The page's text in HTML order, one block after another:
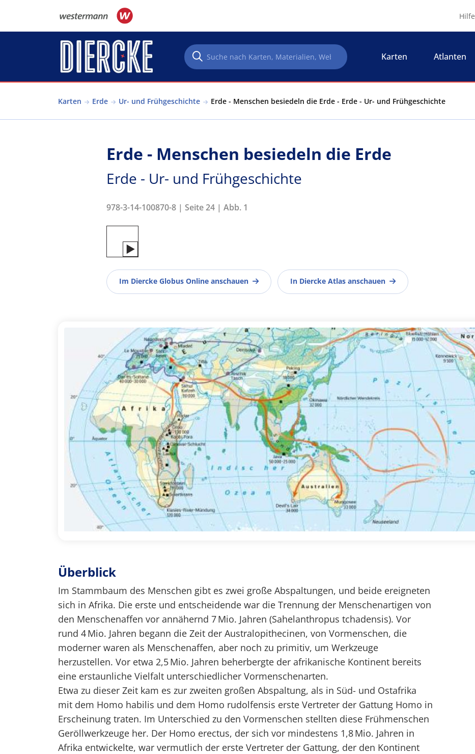
Hilfe
Karten Atlanten
Karten Erde Ur- und Frühgeschichte Erde - Menschen besiedeln die Erde - Erde - Ur- und Frühgeschichte
Erde - Menschen besiedeln die Erde
Erde - Ur- und Frühgeschichte
978-3-14-100870-8 | Seite 24 | Abb. 1
Im Diercke Globus Online anschauen In Diercke Atlas anschauen
Überblick
Im Stammbaum des Menschen gibt es zwei große Abspaltungen, und beide ereigneten
sich in Afrika. Die erste und entscheidende war die Trennung der Menschenartigen von
den Menschenaffen vor annähernd 7 Mio. Jahren (Sahelanthropus tchadensis). Vor
rund 4 Mio. Jahren begann die Zeit der Australopithecinen, von Vormenschen, die
moderner waren als Menschenaffen, aber noch zu primitiv, um Werkzeuge
herzustellen. Vor etwa 2,5 Mio. Jahren beherbergte der afrikanische Kontinent bereits
eine erstaunliche Vielfalt unterschiedlicher Vormenschenarten.
Etwa zu dieser Zeit kam es zur zweiten großen Abspaltung, als in Süd- und Ostafrika
mit dem Homo habilis und dem Homo rudolfensis erste Vertreter der Gattung Homo in
Erscheinung traten. Im Unterschied zu den Vormenschen stellten diese Frühmenschen
Geröllwerkzeuge her. Der Homo erectus, der sich vor mindestens 1,8 Mio. Jahren in
Afrika entwickelte, war vermutlich der erste Vertreter der Gattung, der den Kontinent